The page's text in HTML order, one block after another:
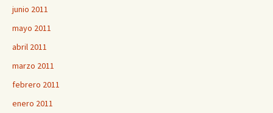
junio 2011
mayo 2011
abril 2011
marzo 2011
febrero 2011
enero 2011